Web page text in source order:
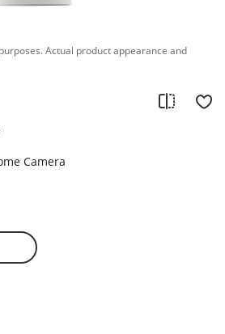
Actual product appearance and
Camera